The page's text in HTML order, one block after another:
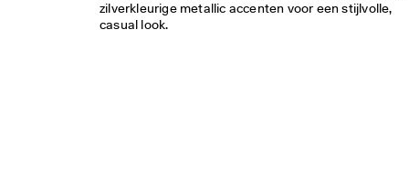
zilverkleurige metallic accenten voor een stijlvolle,
casual look.